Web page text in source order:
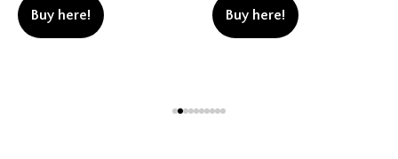
Buy here! Buy here!